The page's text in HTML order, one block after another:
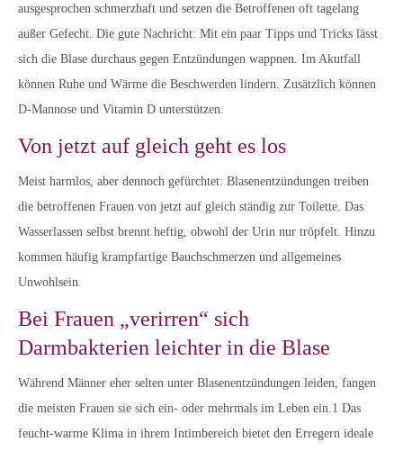
ausgesprochen schmerzhaft und setzen die Betroffenen oft tagelang
außer Gefecht. Die gute Nachricht: Mit ein paar Tipps und Tricks lässt
sich die Blase durchaus gegen Entzündungen wappnen. Im Akutfall
können Ruhe und Wärme die Beschwerden lindern. Zusätzlich können
D-Mannose und Vitamin D unterstützen.
Von jetzt auf gleich geht es los
Meist harmlos, aber dennoch gefürchtet: Blasenentzündungen treiben
die betroffenen Frauen von jetzt auf gleich ständig zur Toilette. Das
Wasserlassen selbst brennt heftig, obwohl der Urin nur tröpfelt. Hinzu
kommen häufig krampfartige Bauchschmerzen und allgemeines
Unwohlsein.
Bei Frauen „verirren“ sich
Darmbakterien leichter in die Blase
Während Männer eher selten unter Blasenentzündungen leiden, fangen
die meisten Frauen sie sich ein- oder mehrmals im Leben ein.1 Das
feucht-warme Klima in ihrem Intimbereich bietet den Erregern ideale